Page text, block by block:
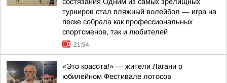
турниров стал пляжный волейбол — игра на
песке собрала как профессиональных
спортсменов, так и любителей
21:54
«Это красота!» — жители Лагани о
юбилейном Фестивале лотосов